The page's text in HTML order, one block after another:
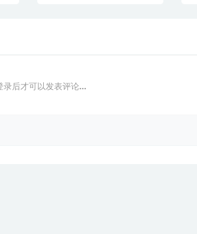
录后才可以发表评论...